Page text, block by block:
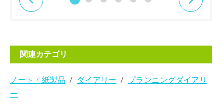
関連カテゴリ
ノート・紙製品 ダイアリー
プランニングダイアリ
ー